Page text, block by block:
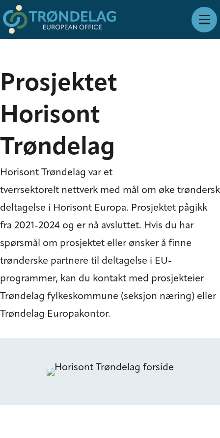
Prosjektet
Horisont
Trøndelag
Horisont Trøndelag var et
tverrsektorelt nettverk med mål om øke trøndersk
deltagelse i Horisont Europa. Prosjektet pågikk
fra 2021-2024 og er nå avsluttet. Hvis du har
spørsmål om prosjektet eller ønsker å finne
trønderske partnere til deltagelse i EU-
programmer, kan du kontakt med prosjekteier
Trøndelag fylkeskommune (seksjon næring) eller
Trøndelag Europakontor.